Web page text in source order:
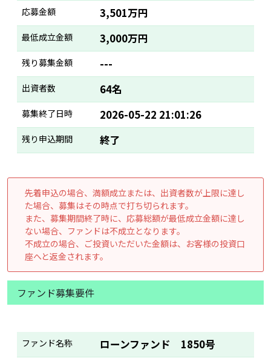
応募金額 3,501万円
最低成立金額 3,000万円
残り募集金額 ---
出資者数 64名
募集終了日時 2026-05-22 21:01:26
残り申込期間 終了
先着申込の場合、満額成立または、出資者数が上限に達し
た場合、募集はその時点で打ち切られます。
また、募集期間終了時に、応募総額が最低成立金額に達し
ない場合、ファンドは不成立となります。
不成立の場合、ご投資いただいた金額は、お客様の投資口
座へと返金されます。
ファンド募集要件
ファンド名称 ローンファンド 1850号